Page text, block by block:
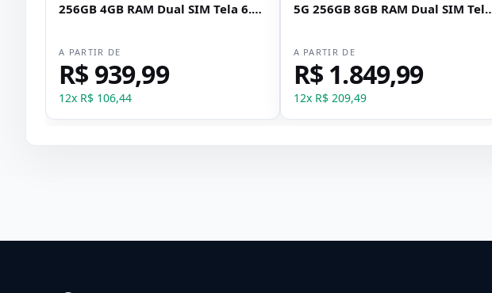
256GB 4GB RAM Dual SIM Tela 6.9"
A PARTIR DE
R$ 939,99
12x R$ 106,44
5G 256GB 8GB RAM Dual SIM Tela
A PARTIR DE
R$ 1.849,99
12x R$ 209,49